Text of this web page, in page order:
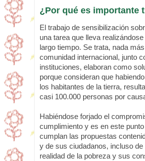
¿Por qué es importante
El trabajo de sensibilización
una tarea que lleva
largo tiempo. Se trata, nada
comunidad internacional, junto
instituciones, elaboran como
porque consideran que
los habitantes de la tierra,
casi 100.000 personas por
Habiéndose forjado el
cumplimiento y es en este
cumplan las propuestas
y de sus ciudadanos, incluso
realidad de la pobreza y sus